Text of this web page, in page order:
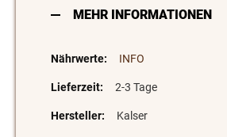
MEHR INFORMATIONEN
INFO
2-3 Tage
Kalser